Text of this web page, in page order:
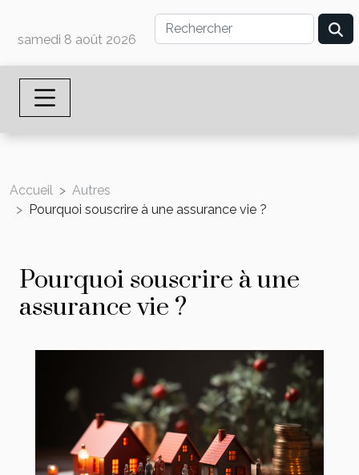
samedi 8 août 2026
Accueil
Autres
Pourquoi souscrire à une assurance vie ?
Pourquoi souscrire à une
assurance vie ?